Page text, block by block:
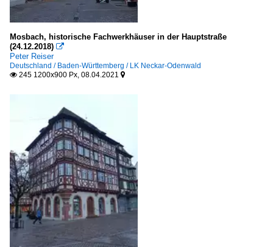
Mosbach, historische Fachwerkhäuser in der Hauptstraße
(24.12.2018) 
Peter Reiser
Deutschland / Baden-Württemberg / LK Neckar-Odenwald
 245 1200x900 Px, 08.04.2021 